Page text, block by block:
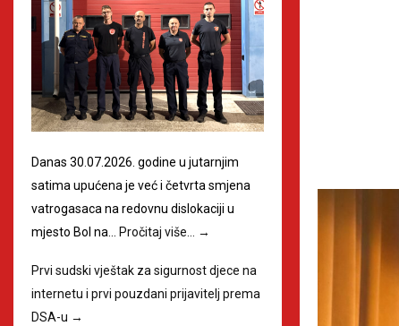
Danas 30.07.2026. godine u jutarnjim
satima upućena je već i četvrta smjena
vatrogasaca na redovnu dislokaciji u
mjesto Bol na… Pročitaj više… →
Prvi sudski vještak za sigurnost djece na
internetu i prvi pouzdani prijavitelj prema
DSA-u →